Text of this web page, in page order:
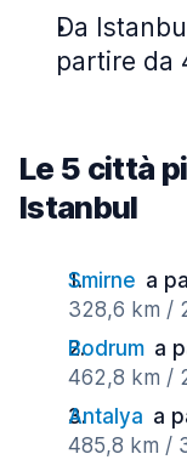
Da
partire da
Le 5 città
Istanbul
Smirne a
328,6 km /
Bodrum a
462,8 km /
Antalya a
485,8 km /